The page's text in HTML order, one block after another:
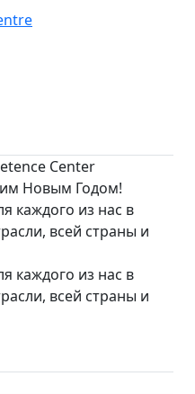
Center
Новым Годом!
каждого из нас в
всей страны и
каждого из нас в
всей страны и